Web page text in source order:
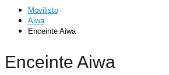
Movilisto
Aiwa
Enceinte Aiwa
Enceinte Aiwa